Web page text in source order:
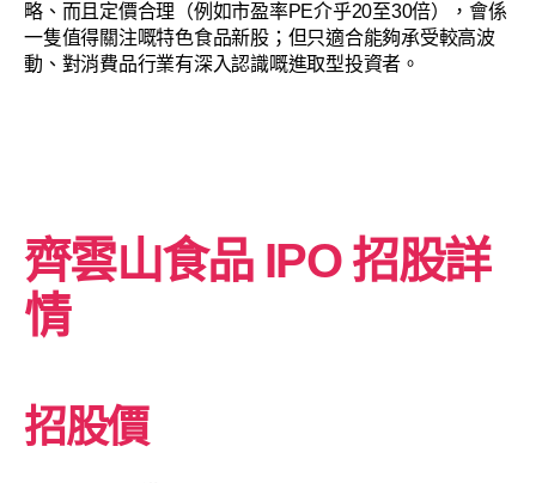
略、而且定價合理（例如市盈率PE介乎20至30倍），會係
一隻值得關注嘅特色食品新股；但只適合能夠承受較高波
動、對消費品行業有深入認識嘅進取型投資者。
齊雲山食品IPO 招股詳
情
招股價